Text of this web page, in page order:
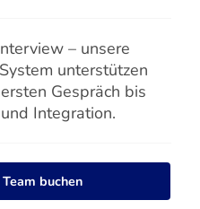
– unsere
unterstützen
Gespräch bis
Integration.
buchen